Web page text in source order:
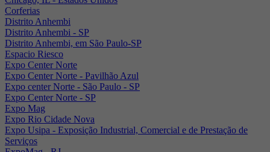
Corferias
Distrito Anhembi
Distrito Anhembi - SP
Distrito Anhembi, em São Paulo-SP
Espacio Riesco
Expo Center Norte
Expo Center Norte - Pavilhão Azul
Expo center Norte - São Paulo - SP
Expo Center Norte - SP
Expo Mag
Expo Rio Cidade Nova
Expo Usipa - Exposição Industrial, Comercial e de Prestação de
Serviços